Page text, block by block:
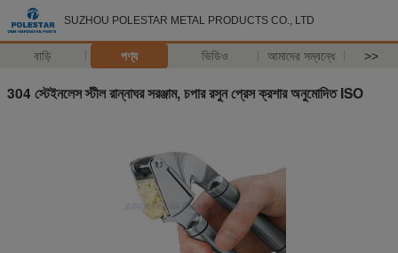
SUZHOU POLESTAR METAL PRODUCTS CO., LTD
বাড়ি পণ্য ভিডিও আমাদের সম্বন্ধে >>
304 স্টেইনলেস স্টীল রান্নাঘর সরঞ্জাম, চপার রসুন প্রেস ক্রশার অনুমোদিত ISO